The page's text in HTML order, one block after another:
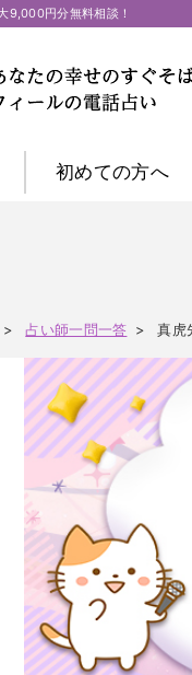
9,000円分無料相談！
初めての方へ
占い師一問一答 真虎